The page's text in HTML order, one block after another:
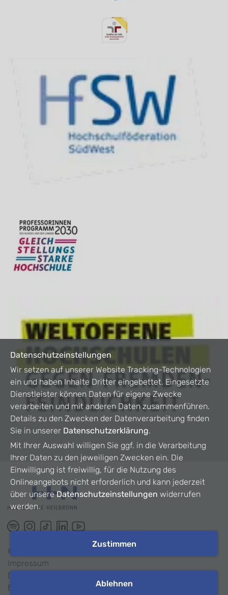
©
Impressum
Datenschutz
Barrierefreiheit
Datenschutzeinstellungen
Wir setzen auf unserer Website Tracking-Technologien
ein und haben Inhalte Dritter eingebettet. Eingesetzte
Dienstleister können Daten für eigene Zwecke
verarbeiten und mit anderen Daten zusammenführen.
Details zu den Zwecken der Datenverarbeitung finden
Sie in unserer Datenschutzerklärung.
Mit Ihrer Auswahl willigen Sie ggf. in die Verarbeitung
Ihrer Daten zu den jeweiligen Zwecken ein. Die
Einwilligung ist freiwillig, für die Nutzung des
Onlineangebots nicht erforderlich und kann jederzeit
über unsereDatenschutzeinstellungen widerrufen
werden.
Zustimmen
Ablehnen